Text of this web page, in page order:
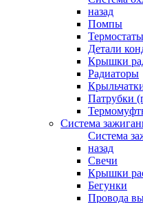
назад
Помпы
Термостаты
Детали
Крышки
Радиаторы
Патрубки
Система
Система
назад
Свечи
Крышки
Бегунки
Провода